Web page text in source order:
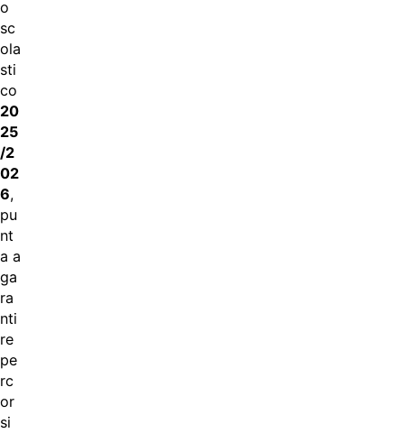
o
sc
ola
sti
co
20
25
/2
02
6,
pu
nt
a a
ga
ra
nti
re
pe
rc
or
si